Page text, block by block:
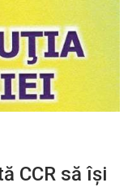
CCR să își